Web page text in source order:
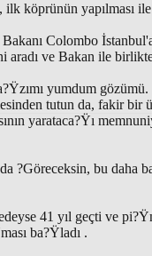
köprünün yapılması
Colombo
aradı ve Bakan ile
yumdum gözümü.
tutun da, fakir
yarataca?Ÿı
?Göreceksin, bu daha
41 yıl geçti ve
ba?Ÿladı .